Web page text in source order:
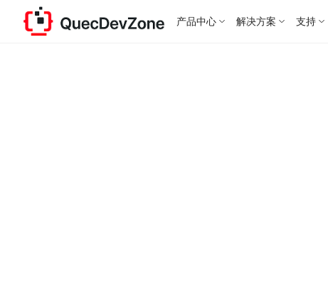
产品中心 解决方案 支持